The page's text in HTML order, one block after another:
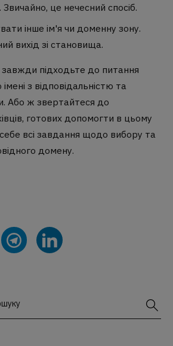
це нечесний спосіб.
інше ім'я чи доменну зону.
вихід зі становища.
підходьте до питання
з відповідальністю та
Або ж звертайтеся до
готових допомогти в цьому
себе всі завдання щодо вибору та
домену.